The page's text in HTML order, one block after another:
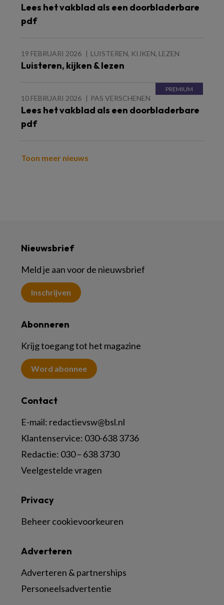
Lees het vakblad als een doorbladerbare
pdf
19 FEBRUARI 2026 LUISTEREN, KIJKEN, LEZEN
Luisteren, kijken & lezen
10 FEBRUARI 2026 PAS VERSCHENEN
Lees het vakblad als een doorbladerbare
pdf
Toon meer nieuws
Nieuwsbrief
Meld je aan voor de nieuwsbrief
Inschrijven
Abonneren
Krijg toegang tot het magazine
Word abonnee
Contact
E-mail: redactievsw@bsl.nl
Klantenservice: 030-638 3736
Redactie: 030 – 638 3730
Veelgestelde vragen
Adverteren
Adverteren & partnerships
Personeelsadvertentie
Privacy
Beheer cookievoorkeuren